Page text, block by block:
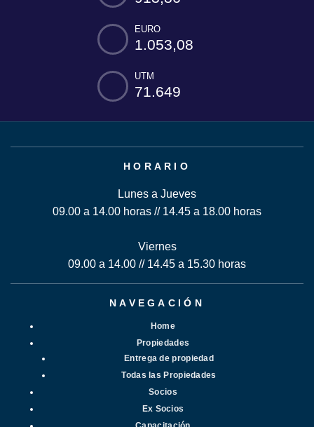
EURO
1.053,08
UTM
71.649
HORARIO
Lunes a Jueves
09.00 a 14.00 horas // 14.45 a 18.00 horas
Viernes
09.00 a 14.00 // 14.45 a 15.30 horas
NAVEGACIÓN
Home
Propiedades
Entrega de propiedad
Todas las Propiedades
Socios
Ex Socios